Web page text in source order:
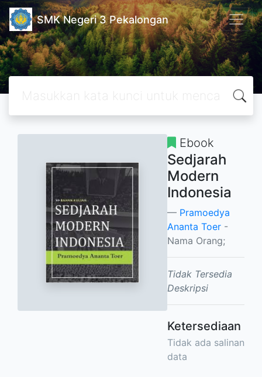
SMK Negeri 3 Pekalongan
Ebook
Sedjarah
Modern
Indonesia
Pramoedya
Ananta Toer -
Nama Orang;
Tidak Tersedia
Deskripsi
Ketersediaan
Tidak ada salinan
data